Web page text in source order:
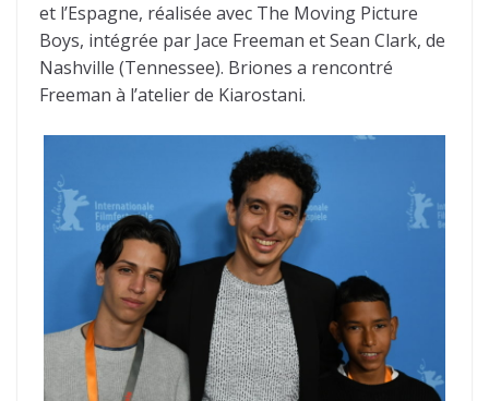
et l’Espagne, réalisée avec The Moving Picture
Boys, intégrée par Jace Freeman et Sean Clark, de
Nashville (Tennessee). Briones a rencontré
Freeman à l’atelier de Kiarostani.